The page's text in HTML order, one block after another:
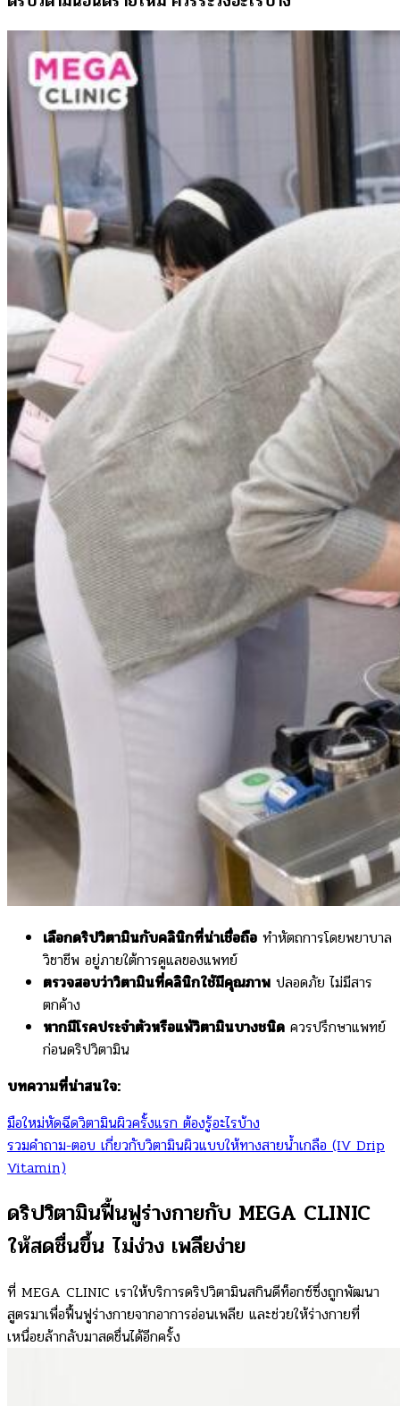
เลือกดริปวิตามินกับคลินิกที่น่าเชื่อถือ ทำหัตถการโดยพยาบาล
วิชาชีพ อยู่ภายใต้การดูแลของแพทย์
ตรวจสอบว่าวิตามินที่คลินิกใช้มีคุณภาพ ปลอดภัย ไม่มีสาร
ตกค้าง
หากมีโรคประจำตัวหรือแพ้วิตามินบางชนิด ควรปรึกษาแพทย์
ก่อนดริปวิตามิน
บทความที่น่าสนใจ:
มือใหม่หัดฉีดวิตามินผิวครั้งแรก ต้องรู้อะไรบ้าง
รวมคำถาม-ตอบ เกี่ยวกับวิตามินผิวแบบให้ทางสายน้ำเกลือ (IV Drip
Vitamin)
ดริปวิตามินฟื้นฟูร่างกายกับ MEGA CLINIC
ให้สดชื่นขึ้น ไม่ง่วง เพลียง่าย
ที่ MEGA CLINIC เราให้บริการดริปวิตามินสกินดีท็อกซ์ซึ่งถูกพัฒนา
สูตรมาเพื่อฟื้นฟูร่างกายจากอาการอ่อนเพลีย และช่วยให้ร่างกายที่
เหนื่อยล้ากลับมาสดชื่นได้อีกครั้ง